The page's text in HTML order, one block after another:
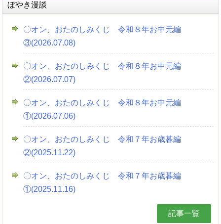
ぼやき漫談
〇オン、おたのしみくじ 令和８年お中元編
③(2026.07.08)
〇オン、おたのしみくじ 令和８年お中元編
②(2026.07.07)
〇オン、おたのしみくじ 令和８年お中元編
①(2026.07.06)
〇オン、おたのしみくじ 令和７年お歳暮編
②(2025.11.22)
〇オン、おたのしみくじ 令和７年お歳暮編
①(2025.11.16)
記事一覧